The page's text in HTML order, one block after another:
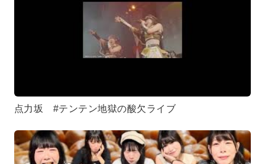
点力坂 #テンテン地獄の酸欠ライブ